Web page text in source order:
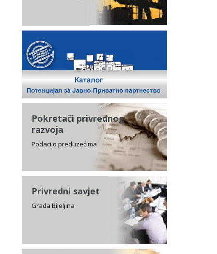
Pokretači privrednog
razvoja
Podaci o preduzećima
Privredni savjet
Grada Bijeljina